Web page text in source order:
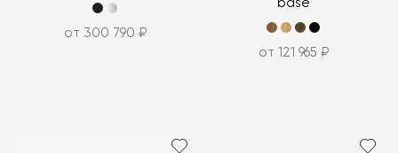
от 300 790 ₽
base
от 121 965 ₽